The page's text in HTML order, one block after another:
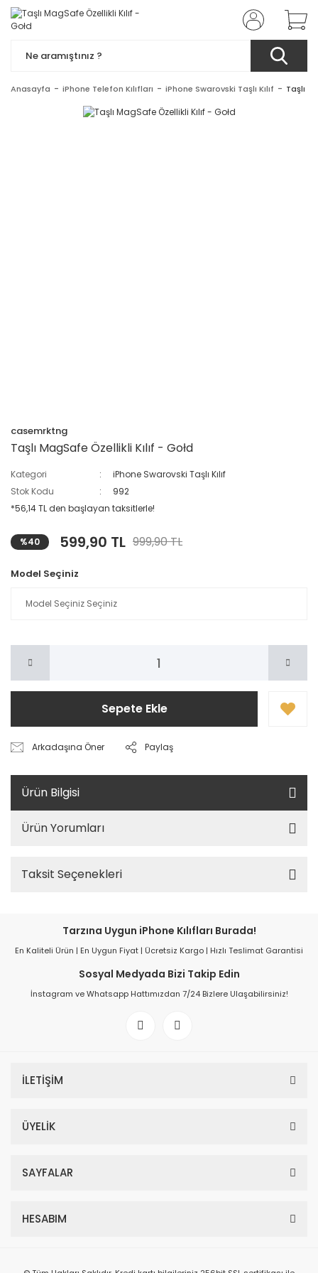
Anasayfa iPhone Telefon Kılıfları iPhone Swarovski Taşlı Kılıf Taşlı
casemrktng
Taşlı MagSafe Özellikli Kılıf - Gołd
Kategori
iPhone Swarovski Taşlı Kılıf
Stok Kodu
992
*56,14 TL den başlayan taksitlerle!
%40 599,90 TL 999,90 TL
Model Seçiniz
Sepete Ekle
Arkadaşına Öner Paylaş
Ürün Bilgisi
Ürün Yorumları
Taksit Seçenekleri
Tarzına Uygun iPhone Kılıfları Burada!
En Kaliteli Ürün | En Uygun Fiyat | Ücretsiz Kargo | Hızlı Teslimat Garantisi
Sosyal Medyada Bizi Takip Edin
İnstagram ve Whatsapp Hattımızdan 7/24 Bizlere Ulaşabilirsiniz!
İLETİŞİM
ÜYELİK
SAYFALAR
HESABIM